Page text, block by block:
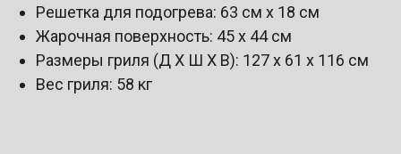
Решетка для подогрева: 63 см х 18 см
Жарочная поверхность: 45 х 44 см
Размеры гриля (Д Х Ш Х В): 127 х 61 х 116 см
Вес гриля: 58 кг